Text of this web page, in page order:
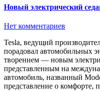
Новый электрический
Нет комментариев
Tesla, ведущий производитель электромобилей, вновь
порадовал автомобильных
творением — новым
представленным на
автомобиль, названный
представление о комфорте,